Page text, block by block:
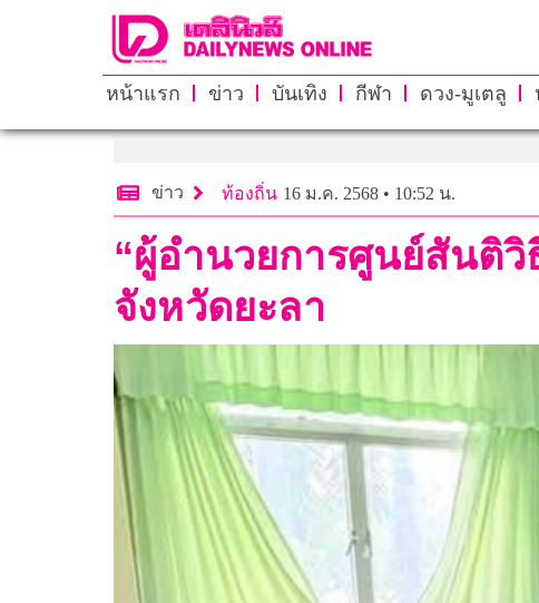
หน้าแรก ข่าว บันเทิง กีฬา ดวง-มูเตลู
ข่าว ท้องถิ่น 16 ม.ค. 2568 • 10:52 น.
“ผู้อำนวยการศูนย์สันติวิ
จังหวัดยะลา